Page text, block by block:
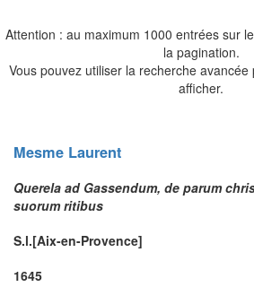
Attention : au maximum 1000 entrées sur
la pagination.
Vous pouvez utiliser la recherche
afficher.
Mesme Laurent
Querela ad Gassendum, de parum
suorum ritibus
S.l.[Aix-en-Provence]
1645